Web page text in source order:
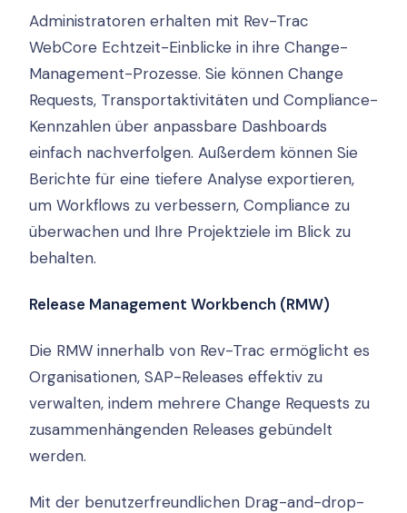
Administratoren erhalten mit Rev-Trac
WebCore Echtzeit-Einblicke in ihre Change-
Management-Prozesse. Sie können Change
Requests, Transportaktivitäten und Compliance-
Kennzahlen über anpassbare Dashboards
einfach nachverfolgen. Außerdem können Sie
Berichte für eine tiefere Analyse exportieren,
um Workflows zu verbessern, Compliance zu
überwachen und Ihre Projektziele im Blick zu
behalten.
Release Management Workbench (RMW)
Die RMW innerhalb von Rev-Trac ermöglicht es
Organisationen, SAP-Releases effektiv zu
verwalten, indem mehrere Change Requests zu
zusammenhängenden Releases gebündelt
werden.
Mit der benutzerfreundlichen Drag-and-drop-